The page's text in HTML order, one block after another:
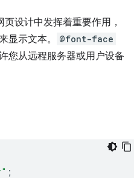
页设计中发挥着重要作用，
显示文本。
@font-face
您从远程服务器或用户设备
;